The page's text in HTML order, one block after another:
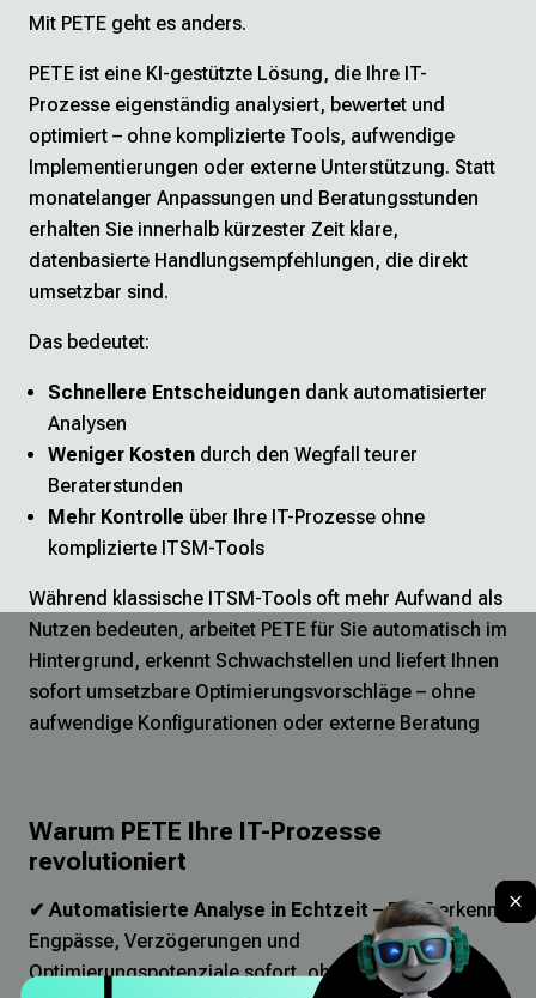
Mit PETE geht es anders.
PETE ist eine KI-gestützte Lösung, die Ihre IT-
Prozesse eigenständig analysiert, bewertet und
optimiert – ohne komplizierte Tools, aufwendige
Implementierungen oder externe Unterstützung. Statt
monatelanger Anpassungen und Beratungsstunden
erhalten Sie innerhalb kürzester Zeit klare,
datenbasierte Handlungsempfehlungen, die direkt
umsetzbar sind.
Das bedeutet:
Schnellere Entscheidungen dank automatisierter
Analysen
Weniger Kosten durch den Wegfall teurer
Beraterstunden
Mehr Kontrolle über Ihre IT-Prozesse ohne
komplizierte ITSM-Tools
Während klassische ITSM-Tools oft mehr Aufwand als
Nutzen bedeuten, arbeitet PETE für Sie automatisch im
Hintergrund, erkennt Schwachstellen und liefert Ihnen
sofort umsetzbare Optimierungsvorschläge – ohne
aufwendige Konfigurationen oder externe Beratung
Warum PETE Ihre IT-Prozesse
revolutioniert
✔ Automatisierte Analyse in Echtzeit – PETE erkennt
Engpässe, Verzögerungen und
Optimierungspotenziale sofort, ohne dass Sie selbst